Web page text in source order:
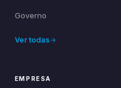
Governo
Ver todas
EMPRESA